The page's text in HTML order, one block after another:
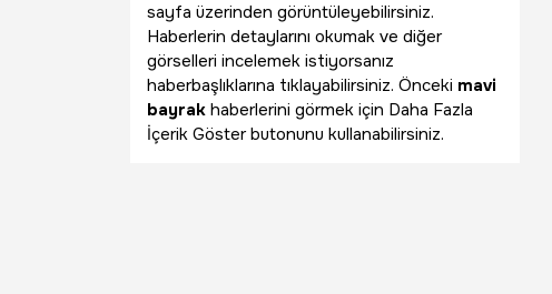
sayfa üzerinden görüntüleyebilirsiniz.
Haberlerin detaylarını okumak ve diğer
görselleri incelemek istiyorsanız
haberbaşlıklarına tıklayabilirsiniz. Önceki mavi
bayrak haberlerini görmek için Daha Fazla
İçerik Göster butonunu kullanabilirsiniz.